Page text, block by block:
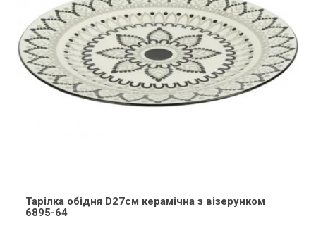
Тарілка обідня D27см керамічна з візерунком
6895-64